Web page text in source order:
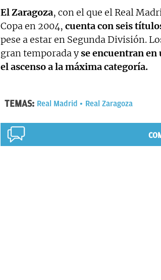
El Zaragoza, con el que el Real
Copa en 2004, cuenta con seis
pese a estar en Segunda División.
gran temporada yse encuentran
el ascenso a la máxima categoría.
TEMAS: Real Madrid Real Zaragoza